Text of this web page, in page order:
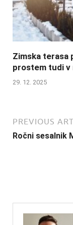
Zimska terasa
prostem tudi v
29. 12. 2025
PREVIOUS
Ročni sesalnik